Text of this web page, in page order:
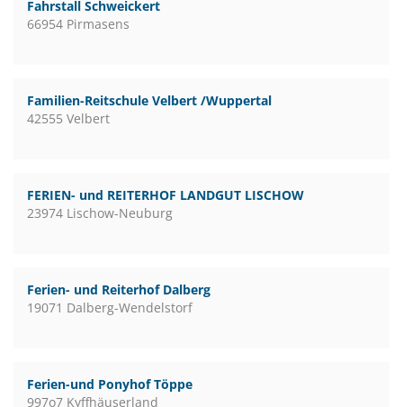
Fahrstall Schweickert
66954 Pirmasens
Familien-Reitschule Velbert /Wuppertal
42555 Velbert
FERIEN- und REITERHOF LANDGUT LISCHOW
23974 Lischow-Neuburg
Ferien- und Reiterhof Dalberg
19071 Dalberg-Wendelstorf
Ferien-und Ponyhof Töppe
997o7 Kyffhäuserland